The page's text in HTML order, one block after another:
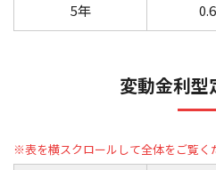
5年
変動金利型